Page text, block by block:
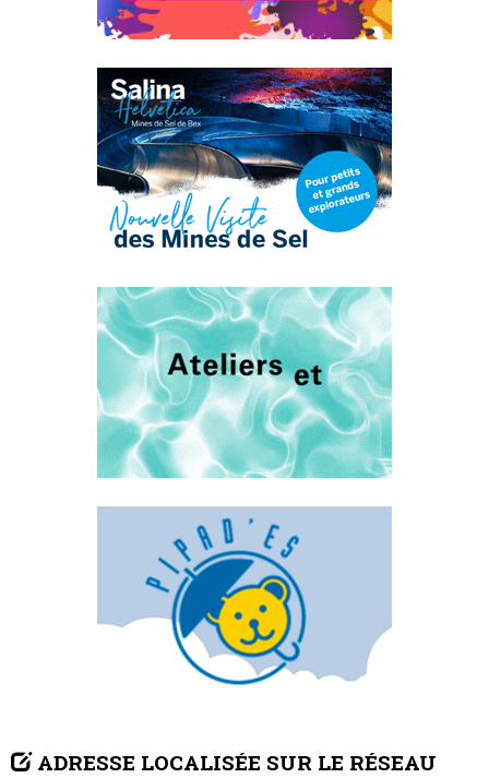
ADRESSE LOCALISÉE SUR LE RÉSEAU